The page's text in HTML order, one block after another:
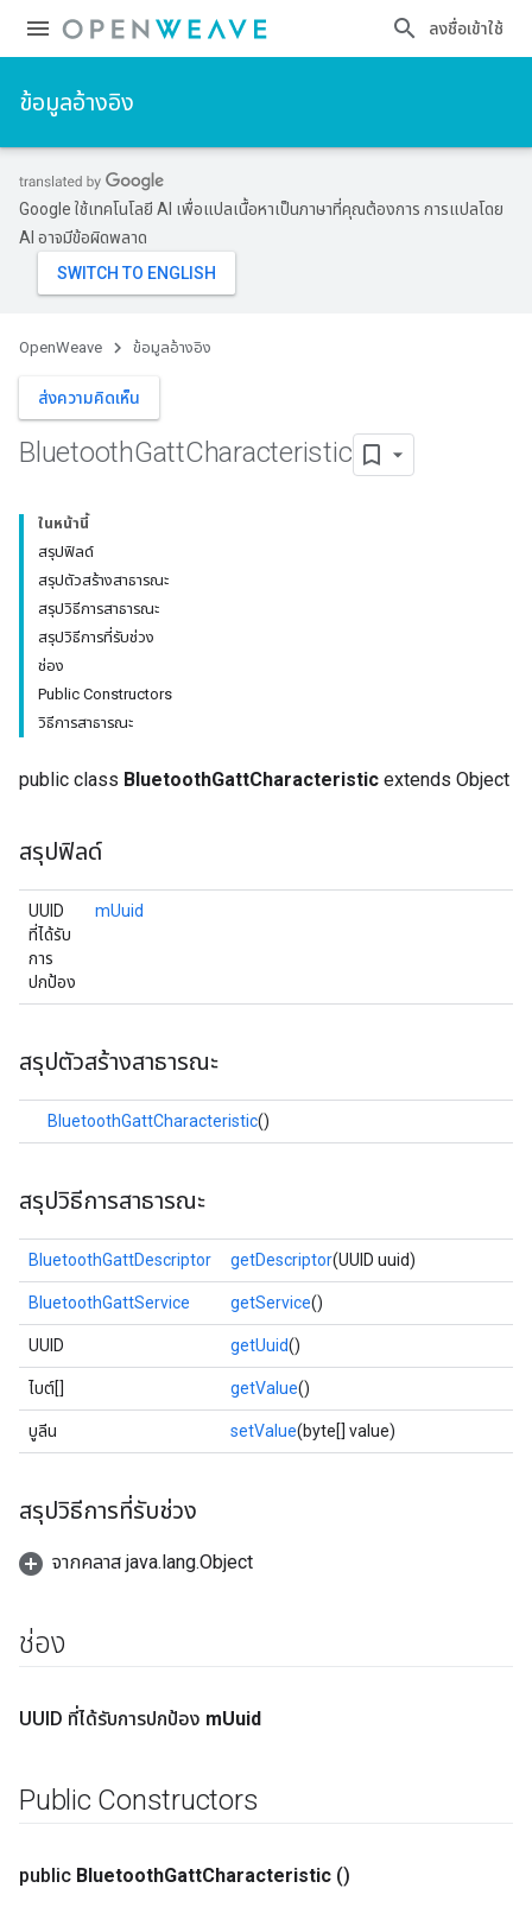
ลงชื่อเข้าใช้
ข้อมูลอ้างอิง
Google ใช้เทคโนโลยี AI เพื่อแปลเนื้อหาเป็นภาษาที่คุณต้องการ การแปลโดย
AI อาจมีข้อผิดพลาด
OpenWeave ข้อมูลอ้างอิง
ส่งความคิดเห็น
BluetoothGattCharacteristic
ในหน้านี้
สรุปฟิลด์
สรุปตัวสร้างสาธารณะ
สรุปวิธีการสาธารณะ
สรุปวิธีการที่รับช่วง
ช่อง
Public Constructors
วิธีการสาธารณะ
public class BluetoothGattCharacteristic extends Object
สรุปฟิลด์
UUID
ที่ได้รับ
การ
ปกป้อง
mUuid
สรุปตัวสร้างสาธารณะ
BluetoothGattCharacteristic()
สรุปวิธีการสาธารณะ
BluetoothGattDescriptor getDescriptor(UUID uuid)
BluetoothGattService getService()
UUID getUuid()
ไบต์[] getValue()
บูลีน setValue(byte[] value)
สรุปวิธีการที่รับช่วง
จากคลาส java.lang.Object
ช่อง
UUID ที่ได้รับการปกป้อง mUuid
Public Constructors
public BluetoothGattCharacteristic ()